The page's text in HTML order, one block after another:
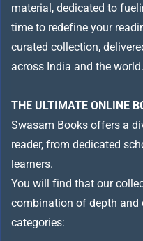
material, dedicated to
time to redefine your
curated collection,
across India and the world.
THE ULTIMATE ONLINE
Swasam Books offers a
reader, from dedicated
learners.
You will find that our
combination of depth and
categories: